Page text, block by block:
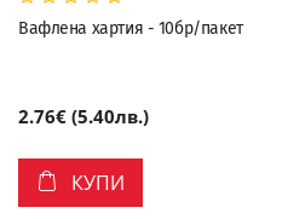
Вафлена хартия - 10бр/пакет
2.76€ (5.40лв.)
КУПИ